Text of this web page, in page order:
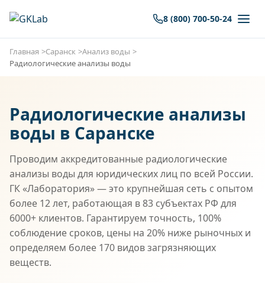
8 (800) 700-50-24
Главная Саранск
Анализ воды
Радиологические анализы воды
Радиологические анализы
воды в Саранске
Проводим аккредитованные радиологические
анализы воды для юридических лиц по всей России.
ГК «Лаборатория» — это крупнейшая сеть с опытом
более 12 лет, работающая в 83 субъектах РФ для
6000+ клиентов. Гарантируем точность, 100%
соблюдение сроков, цены на 20% ниже рыночных и
определяем более 170 видов загрязняющих
веществ.